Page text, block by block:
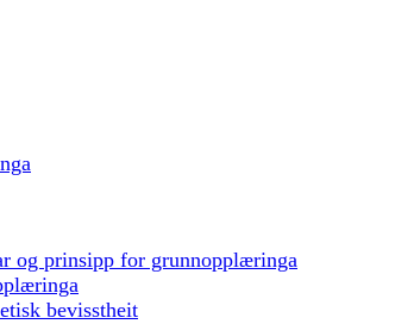
og prinsipp for grunnopplæringa
bevisstheit